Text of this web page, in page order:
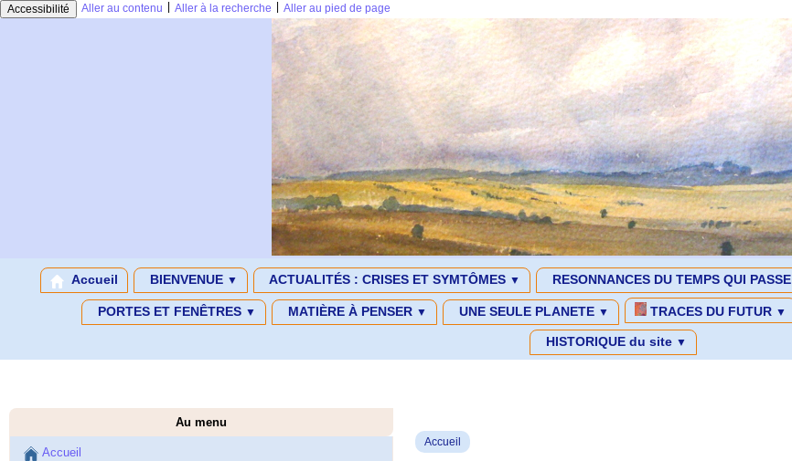
Accessibilité Aller au contenu Aller à la recherche Aller au pied de page
Accueil BIENVENUE ▼ ACTUALITÉS : CRISES ET SYMTÔMES ▼ RESONNANCES DU TEMPS QUI PASSE
PORTES ET FENÊTRES ▼ MATIÈRE À PENSER ▼ UNE SEULE PLANETE ▼ TRACES DU FUTUR ▼
HISTORIQUE du site ▼
Accueil
Au menu
Accueil